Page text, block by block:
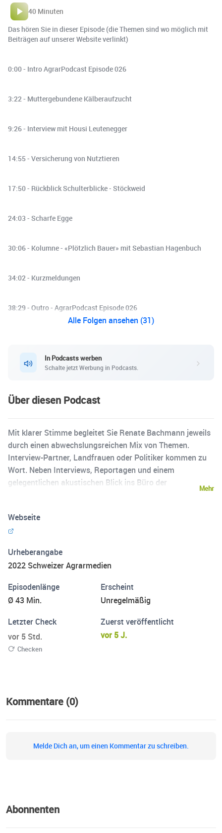
40 Minuten
Das hören Sie in dieser Episode (die Themen sind wo möglich mit
Beiträgen auf unserer Website verlinkt)
0:00 - Intro AgrarPodcast Episode 026
3:22 - Muttergebundene Kälberaufzucht
9:26 - Interview mit Housi Leutenegger
14:55 - Versicherung von Nutztieren
17:50 - Rückblick Schulterblicke - Stöckweid
24:03 - Scharfe Egge
30:06 - Kolumne - «Plötzlich Bauer» mit Sebastian Hagenbuch
34:02 - Kurzmeldungen
38:29 - Outro - AgrarPodcast Episode 026
Alle Folgen ansehen (31)
In Podcasts werben
Schalte jetzt Werbung in Podcasts.
Über diesen Podcast
Mit klarer Stimme begleitet Sie Renate Bachmann jeweils
durch einen abwechslungsreichen Mix von Themen.
Interview-Partner, Landfrauen oder Politiker kommen zu
Wort. Neben Interviews, Reportagen und einem
gelegentlichen akustischen Blick ins Büro der
Mehr
Webseite
Urheberangabe
2022 Schweizer Agrarmedien
Episodenlänge
Ø 43 Min.
Erscheint
Unregelmäßig
Letzter Check
vor 5 Std.
Checken
Zuerst veröffentlicht
vor 5 J.
Kommentare (0)
Melde Dich an, um einen Kommentar zu schreiben.
Abonnenten